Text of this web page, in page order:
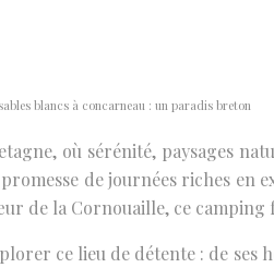
blancs à concarneau : un paradis breton
où sérénité, paysages
de journées riches
de la Cornouaille, ce
ce lieu de détente : de